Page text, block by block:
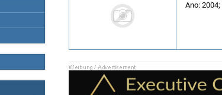
Ano: